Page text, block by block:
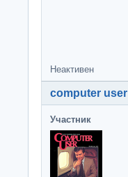
Неактивен
computer user
Участник